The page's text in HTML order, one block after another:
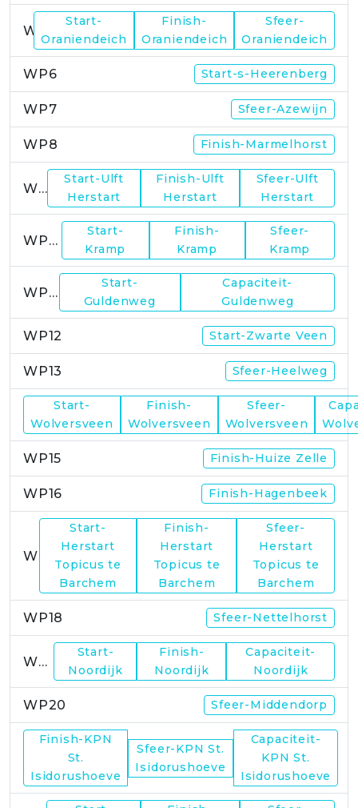
Start-
Oraniendeich
Finish-
Oraniendeich
Sfeer-
Oraniendeich
WP6 Start-s-Heerenberg
WP7 Sfeer-Azewijn
WP8 Finish-Marmelhorst
WP9
Start-Ulft
Herstart
Finish-Ulft
Herstart
Sfeer-Ulft
Herstart
WP10
Start-
Kramp
Finish-
Kramp
Sfeer-
Kramp
WP11
Start-
Guldenweg
Capaciteit-
Guldenweg
WP12 Start-Zwarte Veen
WP13 Sfeer-Heelweg
Start-
Wolversveen
Finish-
Wolversveen
Sfeer-
Wolversveen
WP15 Finish-Huize Zelle
WP16 Finish-Hagenbeek
Start-
Herstart
Topicus te
Barchem
Finish-
Herstart
Topicus te
Barchem
Sfeer-
Herstart
Topicus te
Barchem
WP18 Sfeer-Nettelhorst
WP19
Start-
Noordijk
Finish-
Noordijk
Capaciteit-
Noordijk
WP20 Sfeer-Middendorp
Finish-KPN
St.
Isidorushoeve
Sfeer-KPN St.
Isidorushoeve
Capaciteit-
KPN St.
Isidorushoeve